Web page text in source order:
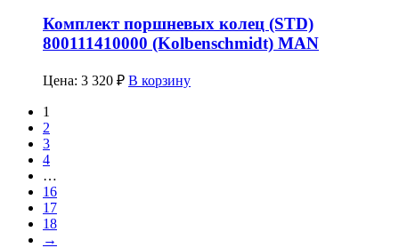
Комплект поршневых колец (STD)
800111410000 (Kolbenschmidt) MAN
Цена: 3 320 ₽ В корзину
1
2
3
4
…
16
17
18
→